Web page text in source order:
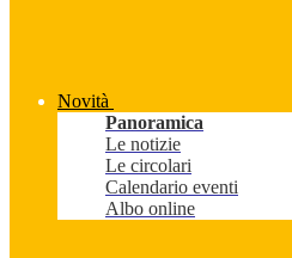
Novità
Panoramica
Le notizie
Le circolari
Calendario eventi
Albo online